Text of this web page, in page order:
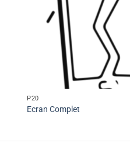
P20
Ecran Complet